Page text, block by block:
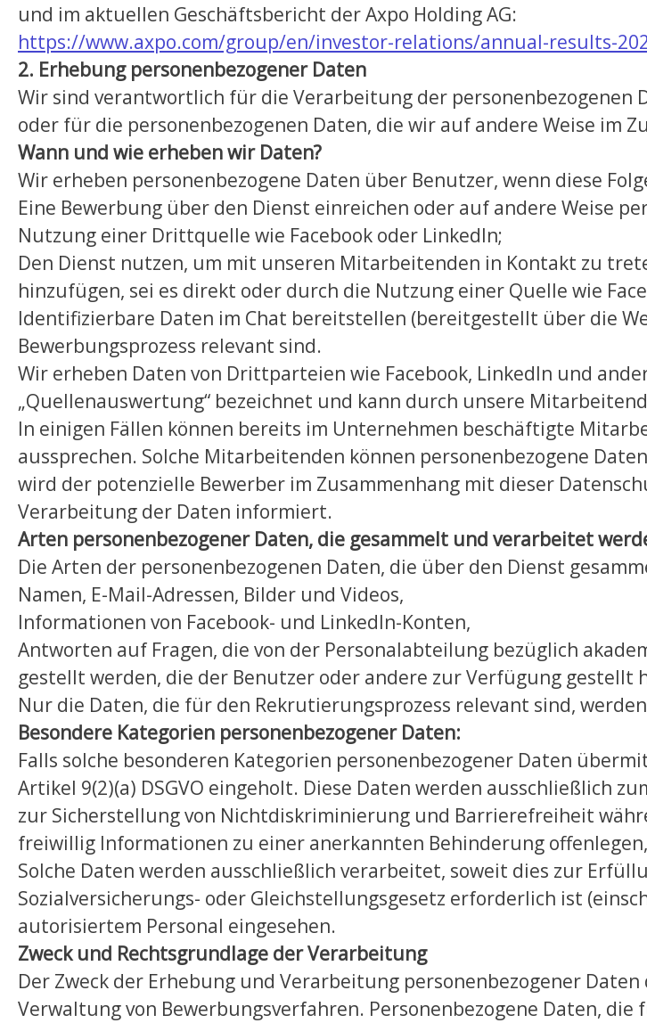
und im aktuellen Geschäftsbericht der Axpo Holding AG:
https://www.axpo.com/group/en/investor-relations/annual-results-
2. Erhebung personenbezogener Daten
Wir sind verantwortlich für die Verarbeitung der
oder für die personenbezogenen Daten, die wir auf andere Weise im
Wann und wie erheben wir Daten?
Wir erheben personenbezogene Daten über Benutzer, wenn diese
Eine Bewerbung über den Dienst einreichen oder auf andere Weise
Nutzung einer Drittquelle wie Facebook oder LinkedIn;
Den Dienst nutzen, um mit unseren Mitarbeitenden in Kontakt zu
hinzufügen, sei es direkt oder durch die Nutzung einer Quelle wie
Identifizierbare Daten im Chat bereitstellen (bereitgestellt über die
Bewerbungsprozess relevant sind.
Wir erheben Daten von Drittparteien wie Facebook, LinkedIn und
„Quellenauswertung“ bezeichnet und kann durch unsere
In einigen Fällen können bereits im Unternehmen beschäftigte
aussprechen. Solche Mitarbeitenden können personenbezogene
wird der potenzielle Bewerber im Zusammenhang mit dieser
Verarbeitung der Daten informiert.
Arten personenbezogener Daten, die gesammelt und verarbeitet
Die Arten der personenbezogenen Daten, die über den Dienst
Namen, E-Mail-Adressen, Bilder und Videos,
Informationen von Facebook- und LinkedIn-Konten,
Antworten auf Fragen, die von der Personalabteilung bezüglich
gestellt werden, die der Benutzer oder andere zur Verfügung gestellt
Nur die Daten, die für den Rekrutierungsprozess relevant sind,
Besondere Kategorien personenbezogener Daten:
Falls solche besonderen Kategorien personenbezogener Daten
Artikel 9(2)(a) DSGVO eingeholt. Diese Daten werden ausschließlich
zur Sicherstellung von Nichtdiskriminierung und Barrierefreiheit
freiwillig Informationen zu einer anerkannten Behinderung
Solche Daten werden ausschließlich verarbeitet, soweit dies zur
Sozialversicherungs- oder Gleichstellungsgesetz erforderlich ist
autorisiertem Personal eingesehen.
Zweck und Rechtsgrundlage der Verarbeitung
Der Zweck der Erhebung und Verarbeitung personenbezogener
Verwaltung von Bewerbungsverfahren. Personenbezogene Daten,